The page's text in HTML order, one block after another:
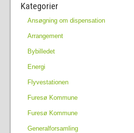
Kategorier
Ansøgning om dispensation
Arrangement
Bybilledet
Energi
Flyvestationen
Furesø Kommune
Furesø Kommune
Generalforsamling